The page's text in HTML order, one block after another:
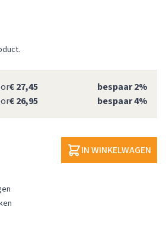
€ 27,45 bespaar2%
€ 26,95 bespaar4%
IN WINKELWAGEN